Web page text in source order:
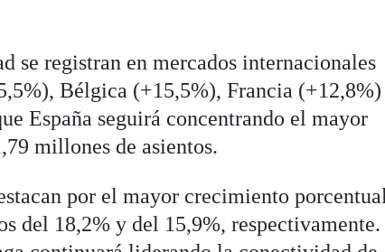
se registran en mercados internacionales
Bélgica (+15,5%), Francia (+12,8%)
España seguirá concentrando el mayor
millones de asientos.
por el mayor crecimiento porcentual
del 18,2% y del 15,9%, respectivamente.